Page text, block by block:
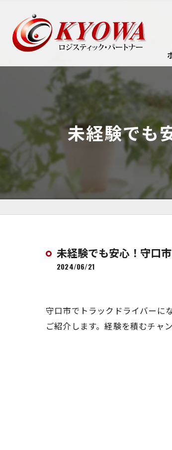
未経験でも
未経験でも安心！守口
2024/06/21
守口市でトラックドライバーに
ご紹介します。経験を積むチャ